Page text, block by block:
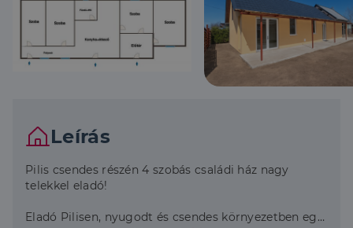
Leírás
Pilis csendes részén 4 szobás családi ház nagy
telekkel eladó!
Eladó Pilisen, nyugodt és csendes környezetben egy